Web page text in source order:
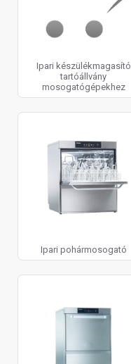
Ipari készülékmagasító
tartóállvány
mosogatógépekhez
Ipari pohármosogató